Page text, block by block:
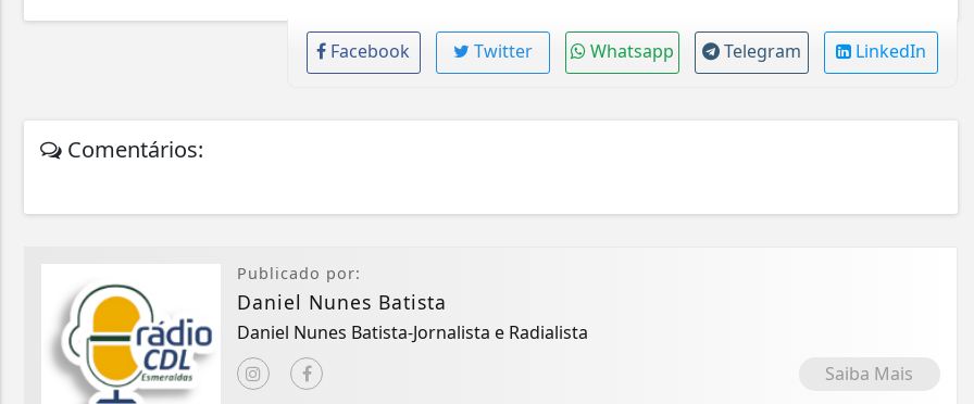
Facebook Twitter Whatsapp Telegram LinkedIn
Comentários:
Publicado por:
Daniel Nunes Batista
Daniel Nunes Batista-Jornalista e Radialista
Saiba Mais